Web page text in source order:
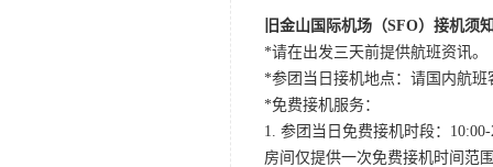
旧金山国际机场（SFO）接机须
*请在出发三天前提供航班资讯。
*参团当日接机地点：请国内航班
*免费接机服务：
1. 参团当日免费接机时段：
房间仅提供一次免费接机时间范